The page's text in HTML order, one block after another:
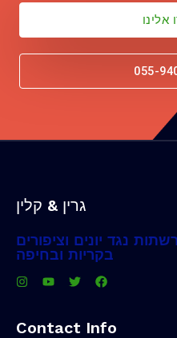
055-
גרין & קלין
נגד יונים וציפורים
בקריות ובחיפה
Contact Info